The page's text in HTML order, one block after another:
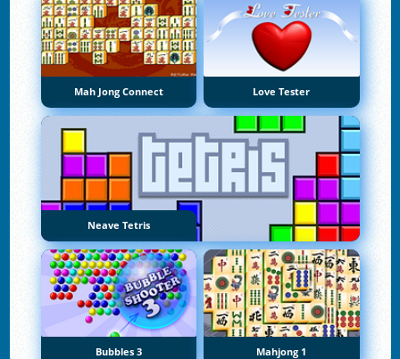
Mah Jong Connect Love Tester
Neave Tetris
Bubbles 3 Mahjong 1